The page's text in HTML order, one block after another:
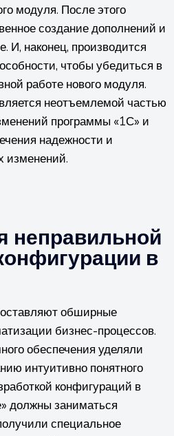
модуля. После этого
создание дополнений и
И, наконец, производится
чтобы убедиться в
работе нового модуля.
неотъемлемой частью
программы «1С» и
надежности и
изменений.
неправильной
в
обширные
бизнес-процессов.
обеспечения уделяли
интуитивно понятного
конфигураций в
должны заниматься
специальное